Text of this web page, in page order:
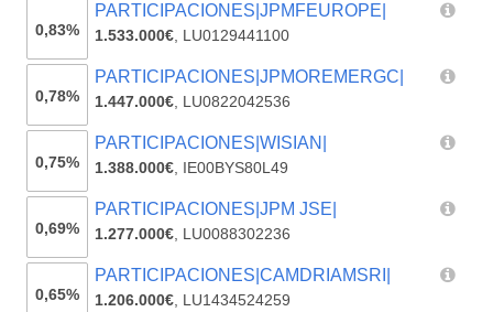
0,83%
PARTICIPACIONES|JPMFEUROPE|
1.533.000€, LU0129441100
0,78%
PARTICIPACIONES|JPMOREMERGC|
1.447.000€, LU0822042536
0,75%
PARTICIPACIONES|WISIAN|
1.388.000€, IE00BYS80L49
0,69%
PARTICIPACIONES|JPM JSE|
1.277.000€, LU0088302236
0,65%
PARTICIPACIONES|CAMDRIAMSRI|
1.206.000€, LU1434524259